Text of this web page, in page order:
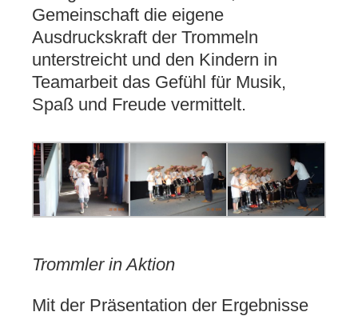
Gemeinschaft die eigene
Ausdruckskraft der Trommeln
unterstreicht und den Kindern in
Teamarbeit das Gefühl für Musik,
Spaß und Freude vermittelt.
Trommler in Aktion
Mit der Präsentation der Ergebnisse